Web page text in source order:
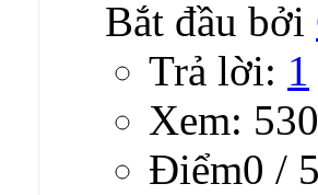
Bắt đầu bởi
Trả lời: 1
Xem: 530
Ðiểm0 / 5